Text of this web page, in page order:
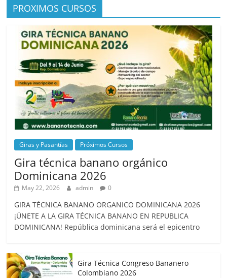
PROXIMOS CURSOS
Giras y Pasantías Próximos Cursos
Gira técnica banano orgánico
Dominicana 2026
May 22, 2026 admin 0
GIRA TÉCNICA BANANO ORGANICO DOMINICANA 2026
¡ÚNETE A LA GIRA TÉCNICA BANANO EN REPUBLICA
DOMINICANA! República dominicana será el epicentro
Gira Técnica Congreso Bananero
Colombiano 2026